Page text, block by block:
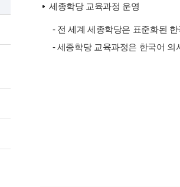
세종학당 교육과정 운영
- 전 세계 세종학당은 표준화된
- 세종학당 교육과정은 한국어 의